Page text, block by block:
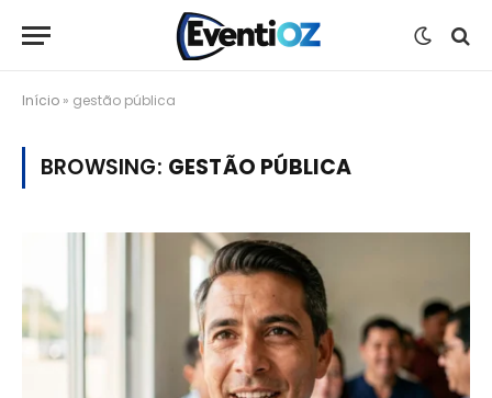
Início » gestão pública
BROWSING: GESTÃO PÚBLICA